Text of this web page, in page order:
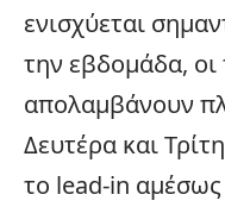
ενισχύεται
την εβδομάδα, οι
απολαμβάνουν
Δευτέρα και
το lead-in αμέσως